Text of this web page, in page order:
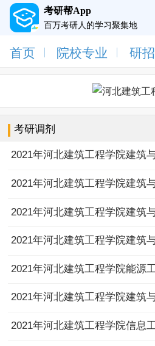
考研帮App
百万考研人的学习聚集地
首页 院校专业 研招
考研调剂